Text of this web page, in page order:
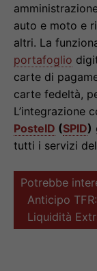
auto e moto e
altri. La
portafoglio
carte di
carte fedeltà,
L’integrazione
PosteID (SPID)
tutti i servizi
Potrebbe
Anticipo
Liquidità